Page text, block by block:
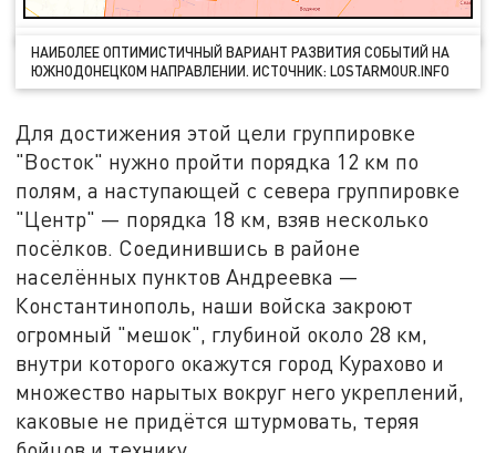
НАИБОЛЕЕ ОПТИМИСТИЧНЫЙ ВАРИАНТ РАЗВИТИЯ СОБЫТИЙ НА
ЮЖНОДОНЕЦКОМ НАПРАВЛЕНИИ. ИСТОЧНИК: LOSTARMOUR.INFO
Для достижения этой цели группировке
"Восток" нужно пройти порядка 12 км по
полям, а наступающей с севера группировке
"Центр" — порядка 18 км, взяв несколько
посёлков. Соединившись в районе
населённых пунктов Андреевка —
Константинополь, наши войска закроют
огромный "мешок", глубиной около 28 км,
внутри которого окажутся город Курахово и
множество нарытых вокруг него укреплений,
каковые не придётся штурмовать, теряя